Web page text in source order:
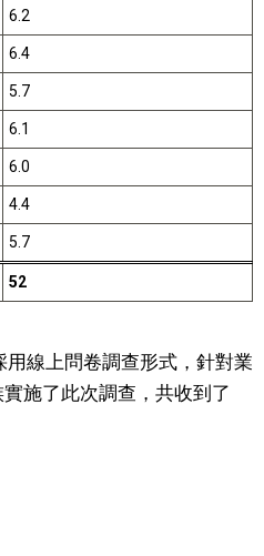
6.2
6.4
5.7
6.1
6.0
4.4
5.7
52
線上問卷調查形式，針對業
施了此次調查，共收到了